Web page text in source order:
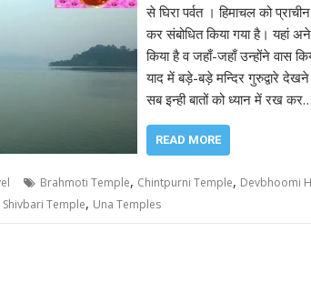
से घिरा पर्वत । हिमाचल को
कर संबोधित किया गया है। यहां
किया है व जहाँ-जहाँ उन्होंने वास
याद में बड़े-बड़े मन्दिर गुरुद्वारे
सब इन्ही बातों को ध्यान में रख कर…
READ MORE
Brahmoti Temple, Chintpurni Temple, Devbhoomi
Shivbari Temple, Una Temples